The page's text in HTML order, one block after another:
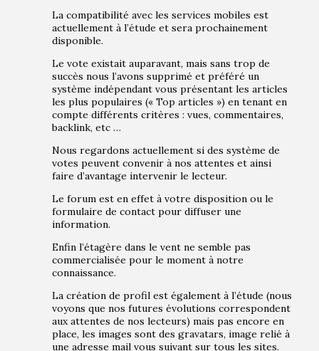
La compatibilité avec les services mobiles est
actuellement à l’étude et sera prochainement
disponible.
Le vote existait auparavant, mais sans trop de
succès nous l’avons supprimé et préféré un
système indépendant vous présentant les articles
les plus populaires (« Top articles ») en tenant en
compte différents critères : vues, commentaires,
backlink, etc …
Nous regardons actuellement si des système de
votes peuvent convenir à nos attentes et ainsi
faire d’avantage intervenir le lecteur.
Le forum est en effet à votre disposition ou le
formulaire de contact pour diffuser une
information.
Enfin l’étagère dans le vent ne semble pas
commercialisée pour le moment à notre
connaissance.
La création de profil est également à l’étude (nous
voyons que nos futures évolutions correspondent
aux attentes de nos lecteurs) mais pas encore en
place, les images sont des gravatars, image relié à
une adresse mail vous suivant sur tous les sites.